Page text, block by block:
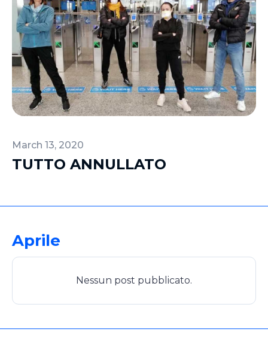
March 13, 2020
TUTTO ANNULLATO
Aprile
Nessun post pubblicato.